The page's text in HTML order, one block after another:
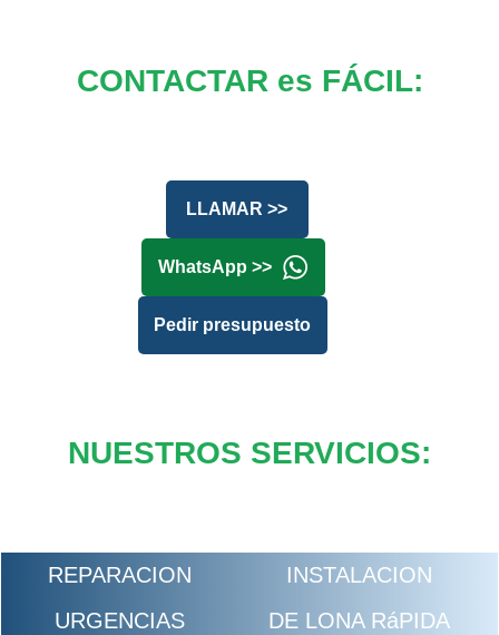
CONTACTAR es FÁCIL:
LLAMAR >>
WhatsApp >>
Pedir presupuesto
NUESTROS SERVICIOS:
REPARACION
INSTALACION
URGENCIAS
DE LONA RáPIDA